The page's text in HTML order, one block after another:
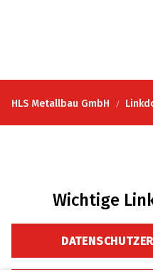
HLS Metallbau GmbH
Wichtige